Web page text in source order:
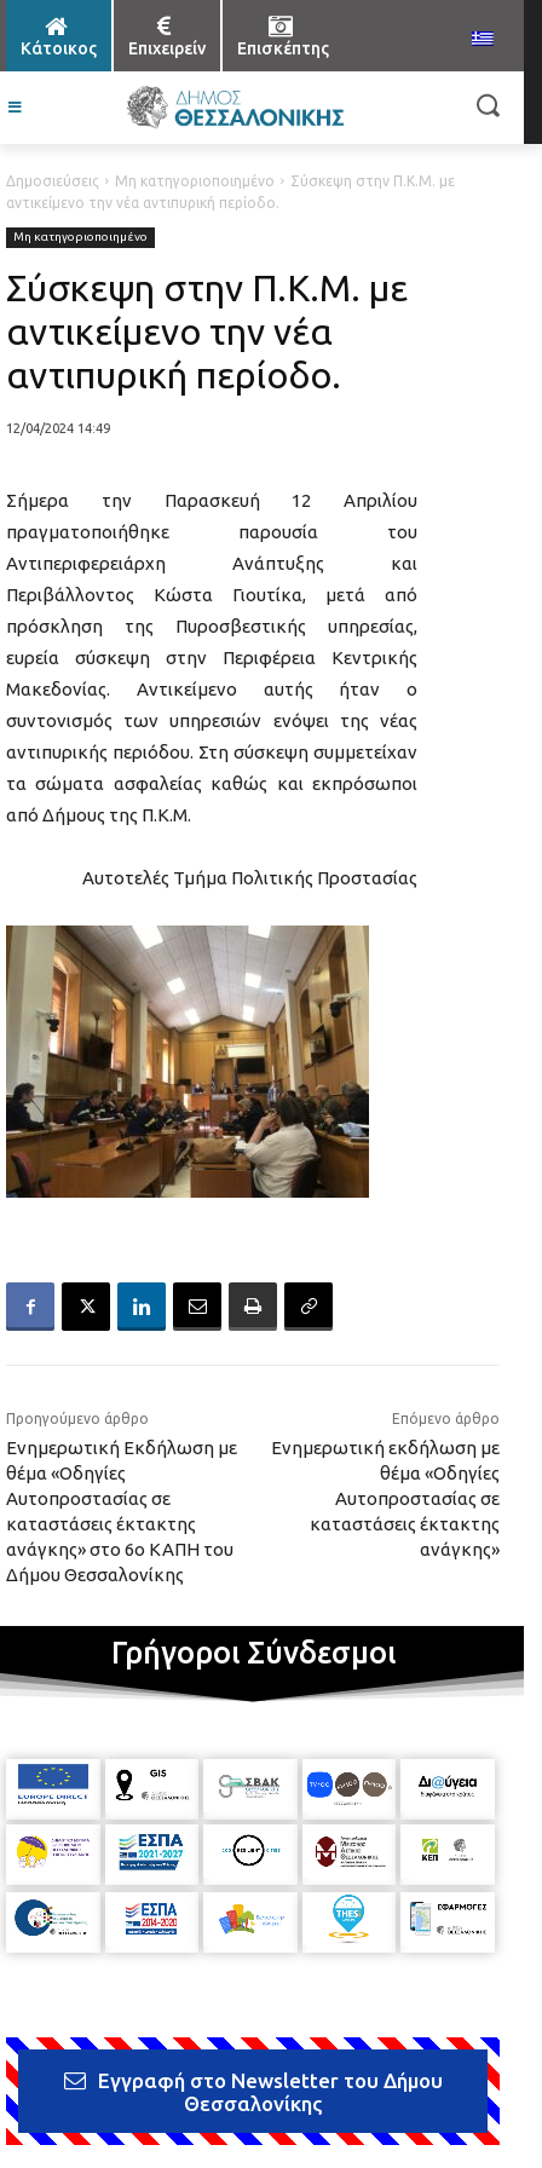
Κάτοικος Επιχειρείν Επισκέπτης
Δημοσιεύσεις Μη κατηγοριοποιημένο
Σύσκεψη στην Π.Κ.Μ. με
αντικείμενο την νέα αντιπυρική περίοδο.
Μη κατηγοριοποιημένο
Σύσκεψη στην Π.Κ.Μ. με
αντικείμενο την νέα
αντιπυρική περίοδο.
12/04/2024 14:49
Σήμερα την Παρασκευή 12 Απριλίου
πραγματοποιήθηκε παρουσία του
Αντιπεριφερειάρχη Ανάπτυξης και
Περιβάλλοντος Κώστα Γιουτίκα, μετά από
πρόσκληση της Πυροσβεστικής υπηρεσίας,
ευρεία σύσκεψη στην Περιφέρεια Κεντρικής
Μακεδονίας. Αντικείμενο αυτής ήταν ο
συντονισμός των υπηρεσιών ενόψει της νέας
αντιπυρικής περιόδου. Στη σύσκεψη συμμετείχαν
τα σώματα ασφαλείας καθώς και εκπρόσωποι
από Δήμους της Π.Κ.Μ.
Αυτοτελές Τμήμα Πολιτικής Προστασίας
Προηγούμενο άρθρο
Ενημερωτική Εκδήλωση με
θέμα «Οδηγίες
Αυτοπροστασίας σε
καταστάσεις έκτακτης
ανάγκης» στο 6ο ΚΑΠΗ του
Δήμου Θεσσαλονίκης
Επόμενο άρθρο
Ενημερωτική εκδήλωση με
θέμα «Οδηγίες
Αυτοπροστασίας σε
καταστάσεις έκτακτης
ανάγκης»
Γρήγοροι Σύνδεσμοι
Εγγραφή στο Newsletter του Δήμου
Θεσσαλονίκης